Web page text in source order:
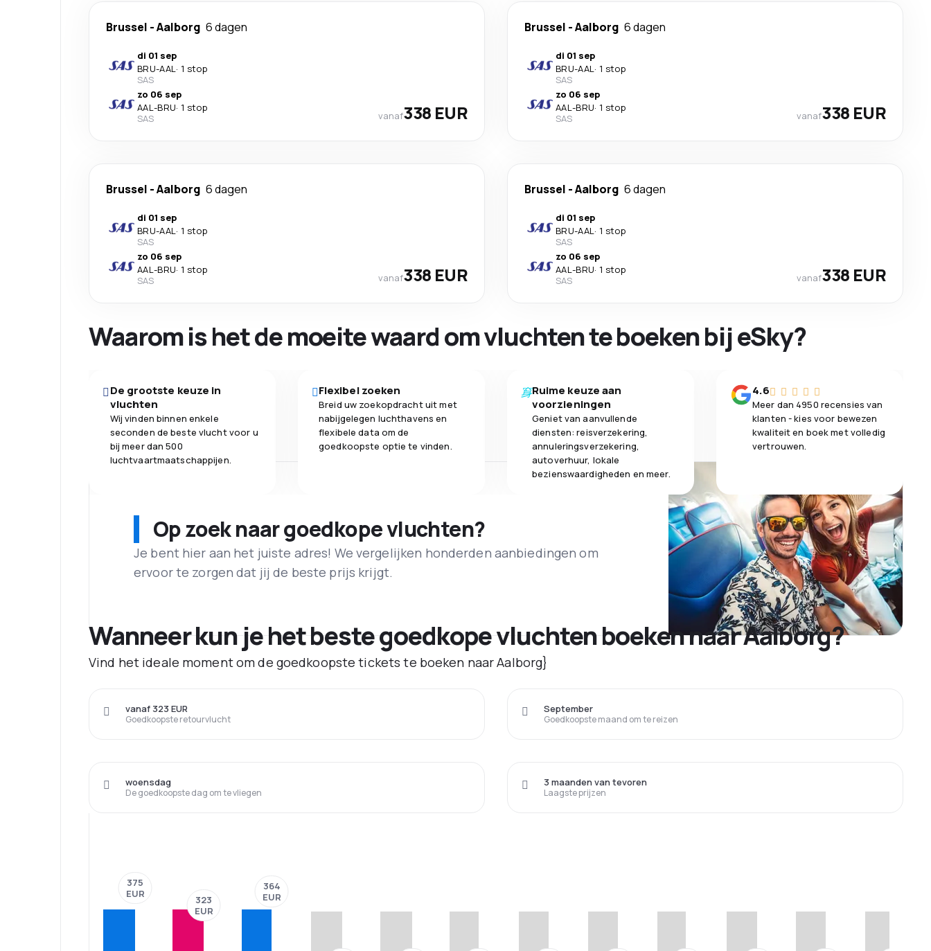
Brussel -Aalborg 6 dagen
di 01 sep
BRU-AAL· 1 stop
SAS
zo 06 sep
AAL-BRU· 1 stop
SAS
vanaf338 EUR
Brussel -Aalborg 6 dagen
di 01 sep
BRU-AAL· 1 stop
SAS
zo 06 sep
AAL-BRU· 1 stop
SAS
vanaf338 EUR
Brussel -Aalborg 6 dagen
di 01 sep
BRU-AAL· 1 stop
SAS
zo 06 sep
AAL-BRU· 1 stop
SAS
vanaf338 EUR
Brussel -Aalborg 6 dagen
di 01 sep
BRU-AAL· 1 stop
SAS
zo 06 sep
AAL-BRU· 1 stop
SAS
vanaf338 EUR
Waarom is het de moeite waard om vluchten te boeken bij eSky?
De grootste keuze in
vluchten
Wij vinden binnen enkele
seconden de beste vlucht voor u
bij meer dan 500
luchtvaartmaatschappijen.
Flexibel zoeken
Breid uw zoekopdracht uit met
nabijgelegen luchthavens en
flexibele data om de
goedkoopste optie te vinden.
Ruime keuze aan
voorzieningen
Geniet van aanvullende
diensten: reisverzekering,
annuleringsverzekering,
autoverhuur, lokale
bezienswaardigheden en meer.
4.6
Meer dan 4950 recensies van
klanten - kies voor bewezen
kwaliteit en boek met volledig
vertrouwen.
Op zoek naar goedkope vluchten?
Je bent hier aan het juiste adres! We vergelijken honderden aanbiedingen om
ervoor te zorgen dat jij de beste prijs krijgt.
Wanneer kun je het beste goedkope vluchten boeken naar Aalborg?
Vind het ideale moment om de goedkoopste tickets te boeken naar Aalborg}
Goedkoopste retourvlucht
vanaf 323 EUR
Goedkoopste maand om te reizen
September
De goedkoopste dag om te vliegen
woensdag
Laagste prijzen
3 maanden van tevoren
375
EUR
323
EUR
364
EUR